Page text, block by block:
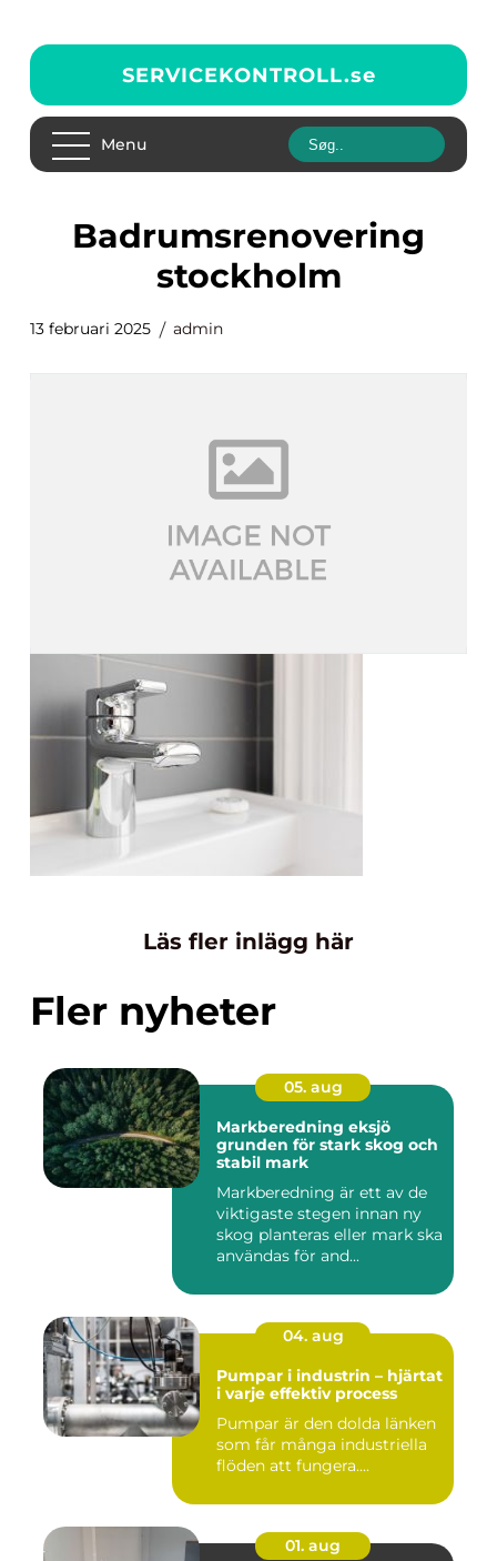
SERVICEKONTROLL.se
Menu
badrumsrenovering
stockholm
13 februari 2025 admin
Läs fler inlägg här
Fler nyheter
05. aug
Markberedning eksjö
grunden för stark skog och
stabil mark
Markberedning är ett av de
viktigaste stegen innan ny
skog planteras eller mark ska
användas för and...
04. aug
Pumpar i industrin – hjärtat
i varje effektiv process
Pumpar är den dolda länken
som får många industriella
flöden att fungera....
01. aug